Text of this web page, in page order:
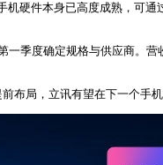
硬件本身已高度成熟，可
季度确定规格与供应商。
布局，立讯有望在下一个手机